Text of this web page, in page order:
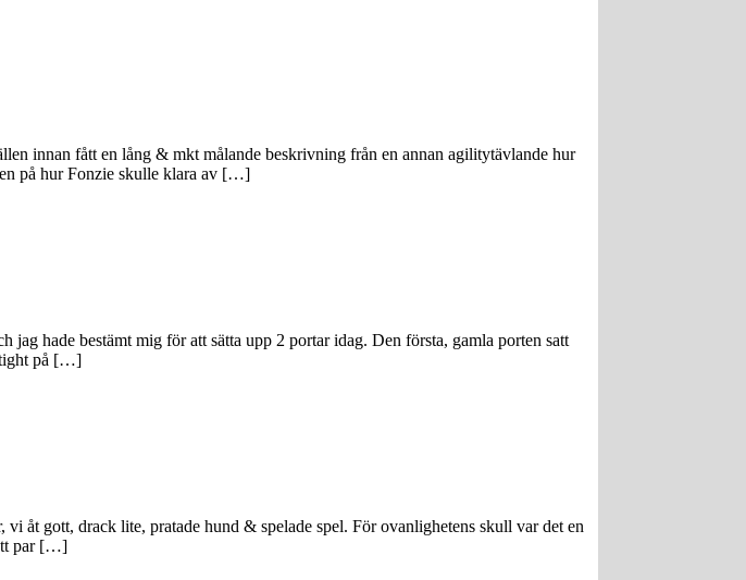
innan fått en lång & mkt målande beskrivning från en annan agilitytävlande hur
på hur Fonzie skulle klara av […]
hade bestämt mig för att sätta upp 2 portar idag. Den första, gamla porten satt
tight på […]
åt gott, drack lite, pratade hund & spelade spel. För ovanlighetens skull var det en
par […]